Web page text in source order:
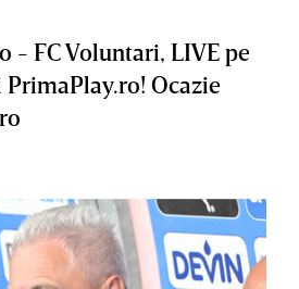
- FC Voluntari, LIVE pe
PrimaPlay.ro! Ocazie